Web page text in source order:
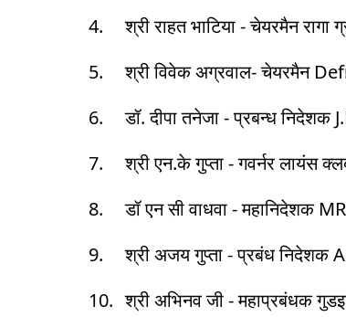
4.
श्री राहत भाटिया - चेयरमैन
5.
श्री विवेक अग्रवाल- चेयरमैन
6.
डॉ. दीपा तनेजा - प्रबन्ध
7.
श्री एन.के गुप्ता - गवर्नर लायंस
8.
डॉ एन सी वाधवा - महानिदेशक
9.
श्री अजय गुप्ता - प्रबंध निदेशक
10. श्री अभिनव जी - महाप्रबंधक